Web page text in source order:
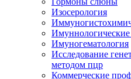
Изосерология
Имуннологические
Имуногематология
Исследование
методом пцр
Коммерческие